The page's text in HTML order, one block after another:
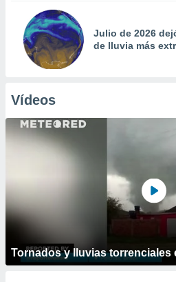
Julio de 2026
de lluvia más
Vídeos
Tornados y lluvias torrenciales